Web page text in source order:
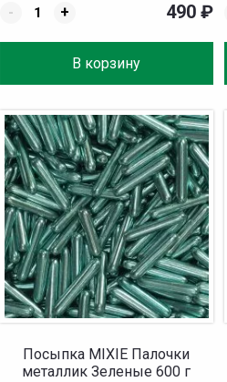
-
+
В корзину
490 ₽
Посыпка MIXIE Палочки
металлик Зеленые 600 г